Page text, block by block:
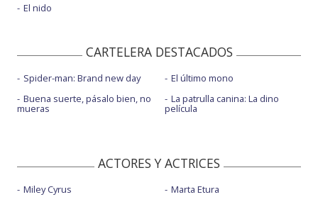
El nido
CARTELERA DESTACADOS
Spider-man: Brand new day
Buena suerte, pásalo bien, no
mueras
El último mono
La patrulla canina: La dino
película
ACTORES Y ACTRICES
Miley Cyrus
Marta Etura